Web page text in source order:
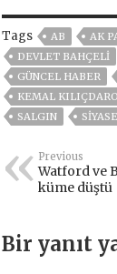
Tags AB AK
DEVLET BAHÇELİ
GÜNCEL HABER
KEMAL
SALGIN
Previous
Watford ve
küme düştü
Bir yanıt